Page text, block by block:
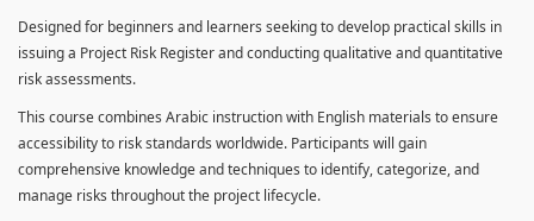
Designed for beginners and learners seeking to develop practical skills in
issuing a Project Risk Register and conducting qualitative and quantitative
risk assessments.
This course combines Arabic instruction with English materials to ensure
accessibility to risk standards worldwide. Participants will gain
comprehensive knowledge and techniques to identify, categorize, and
manage risks throughout the project lifecycle.